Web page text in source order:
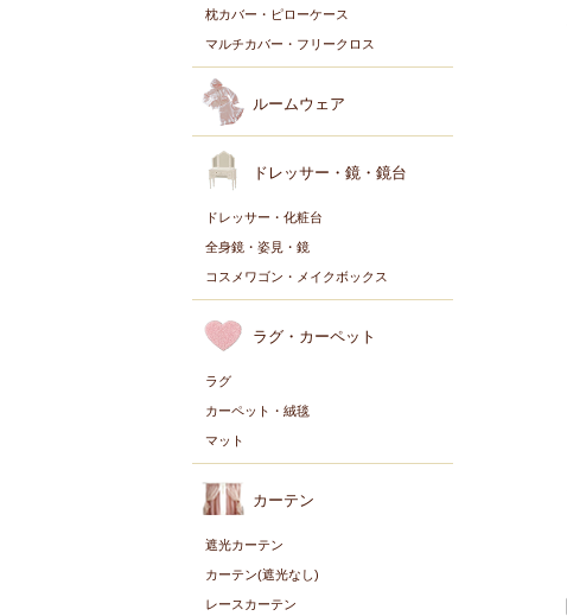
枕カバー・ピローケース
マルチカバー・フリークロス
ルームウェア
ドレッサー・鏡・鏡台
ドレッサー・化粧台
全身鏡・姿見・鏡
コスメワゴン・メイクボックス
ラグ・カーペット
ラグ
カーペット・絨毯
マット
カーテン
遮光カーテン
カーテン(遮光なし)
レースカーテン